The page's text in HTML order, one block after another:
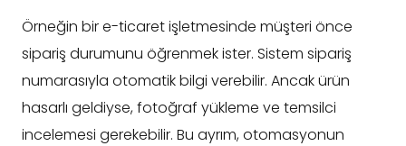
Örneğin bir e-ticaret işletmesinde müşteri önce
sipariş durumunu öğrenmek ister. Sistem sipariş
numarasıyla otomatik bilgi verebilir. Ancak ürün
hasarlı geldiyse, fotoğraf yükleme ve temsilci
incelemesi gerekebilir. Bu ayrım, otomasyonun